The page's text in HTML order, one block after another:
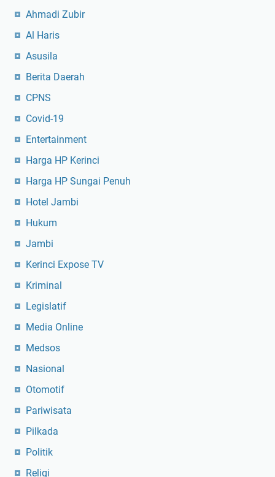
Ahmadi Zubir
Al Haris
Asusila
Berita Daerah
CPNS
Covid-19
Entertainment
Harga HP Kerinci
Harga HP Sungai Penuh
Hotel Jambi
Hukum
Jambi
Kerinci Expose TV
Kriminal
Legislatif
Media Online
Medsos
Nasional
Otomotif
Pariwisata
Pilkada
Politik
Religi